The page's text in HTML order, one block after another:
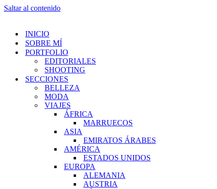
Saltar al contenido
INICIO
SOBRE MÍ
PORTFOLIO
EDITORIALES
SHOOTING
SECCIONES
BELLEZA
MODA
VIAJES
ÁFRICA
MARRUECOS
ASIA
EMIRATOS ÁRABES
AMÉRICA
ESTADOS UNIDOS
EUROPA
ALEMANIA
AUSTRIA